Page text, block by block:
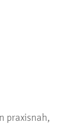
praxisnah,